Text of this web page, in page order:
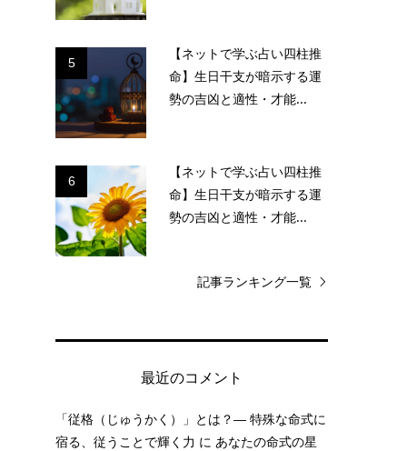
5
【ネットで学ぶ占い四柱推
命】生日干支が暗示する運
勢の吉凶と適性・才能...
6
【ネットで学ぶ占い四柱推
命】生日干支が暗示する運
勢の吉凶と適性・才能...
記事ランキング一覧
最近のコメント
「従格（じゅうかく）」とは？— 特殊な命式に
宿る、従うことで輝く力 に あなたの命式の星